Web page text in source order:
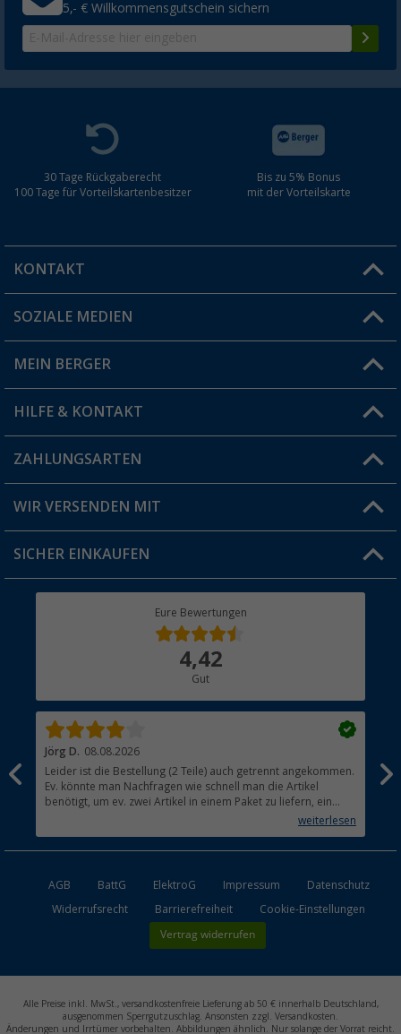
5,- € Willkommensgutschein sichern
30 Tage Rückgaberecht
100 Tage für Vorteilskartenbesitzer
Bis zu 5% Bonus
mit der Vorteilskarte
KONTAKT
Du hast eine Frage?
Filiale finden
SOZIALE MEDIEN
MEIN BERGER
Vorteilskarte
Blog
Jobs & Karriere
HILFE & KONTAKT
FAQ & Kontakt
Versandinformationen
Rücksendung
ZAHLUNGSARTEN
WIR VERSENDEN MIT
SICHER EINKAUFEN
Eure Bewertungen
4,42
Gut
Jörg D. 08.08.2026
Leider ist die Bestellung (2 Teile) auch getrennt angekommen.
Ev. könnte man Nachfragen wie schnell man die Artikel
benötigt, um ev. zwei Artikel in einem Paket zu liefern, ein
weiterlesen
Ich
AGB BattG ElektroG Impressum
Datenschutz
Widerrufsrecht
Barrierefreiheit Cookie-Einstellungen
Vertrag widerrufen
Alle Preise inkl. MwSt., versandkostenfreie Lieferung ab 50 € innerhalb Deutschland,
ausgenommen Sperrgutzuschlag. Ansonsten zzgl. Versandkosten.
Änderungen und Irrtümer vorbehalten. Abbildungen ähnlich. Nur solange der Vorrat reicht.